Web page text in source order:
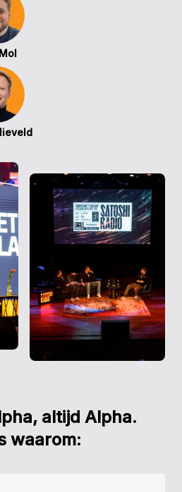
altijd Alpha.
waarom: